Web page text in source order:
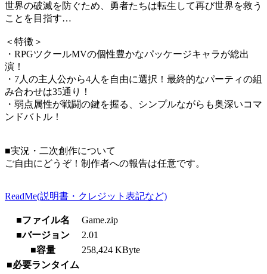
世界の破滅を防ぐため、勇者たちは転生して再び世界を救う
ことを目指す…
＜特徴＞
・RPGツクールMVの個性豊かなパッケージキャラが総出
演！
・7人の主人公から4人を自由に選択！最終的なパーティの組
み合わせは35通り！
・弱点属性が戦闘の鍵を握る、シンプルながらも奥深いコマ
ンドバトル！
■実況・二次創作について
ご自由にどうぞ！制作者への報告は任意です。
ReadMe(説明書・クレジット表記など)
■ファイル名
Game.zip
■バージョン
2.01
■容量
258,424 KByte
■必要ランタイム